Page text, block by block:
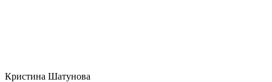
Кристина Шатунова